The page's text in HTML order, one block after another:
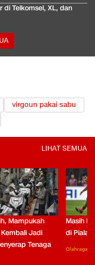
di Telkomsel, XL, dan
virgoun pakai sabu
LIHAT SEMUA
Mampukah
Jadi
Tenaga
Masih
di Piala
Olahraga